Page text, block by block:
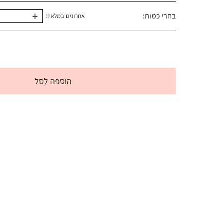
בחרי כמות: + אחרונים במלאי!!
הוספה לסל